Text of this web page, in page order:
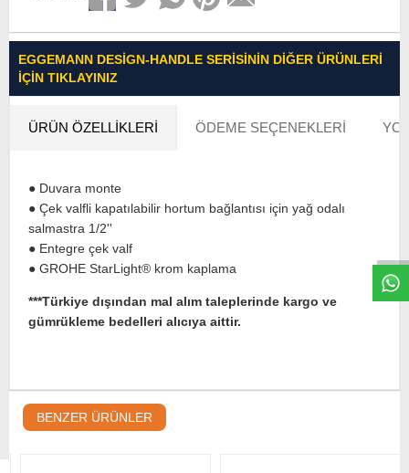
EGGEMANN DESIGN-HANDLE SERISININ DIĞER ÜRÜNLERI
İÇIN TIKLAYINIZ
ÜRÜN ÖZELLIKLERI ÖDEME SEÇENEKLERI
● Duvara monte
● Çek valfli kapatılabilir hortum bağlantısı için yağ odalı
salmastra 1/2''
● Entegre çek valf
● GROHE StarLight® krom kaplama
***Türkiye dışından mal alım taleplerinde kargo ve
gümrükleme bedelleri alıcıya aittir.
BENZER ÜRÜNLER